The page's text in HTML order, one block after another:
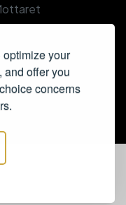
your
and offer you
concerns
Davos